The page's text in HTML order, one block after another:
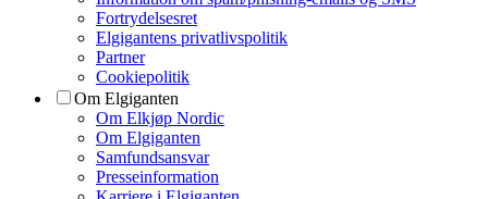
Fortrydelsesret
Elgigantens privatlivspolitik
Partner
Cookiepolitik
Om Elgiganten
Om Elkjøp Nordic
Om Elgiganten
Samfundsansvar
Presseinformation